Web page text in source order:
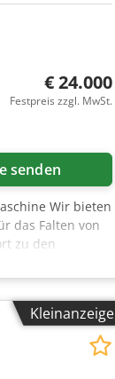
€ 24.000
Festpreis zzgl. MwSt.
senden
Wir bieten
das Falten von
zu den
Anwendung,
Kleinanzeige